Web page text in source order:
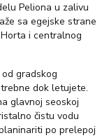
Peliona u zalivu
sa egejske strane
i centralnog
gradskog
dok letujete.
glavnoj seoskoj
čistu vodu
po prelepoj